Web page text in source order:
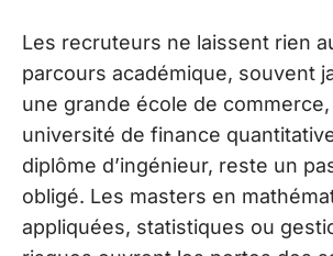
Les recruteurs ne laissent rien
parcours académique, souvent
une grande école de
université de finance
diplôme d’ingénieur, reste un
obligé. Les masters en
appliquées, statistiques ou